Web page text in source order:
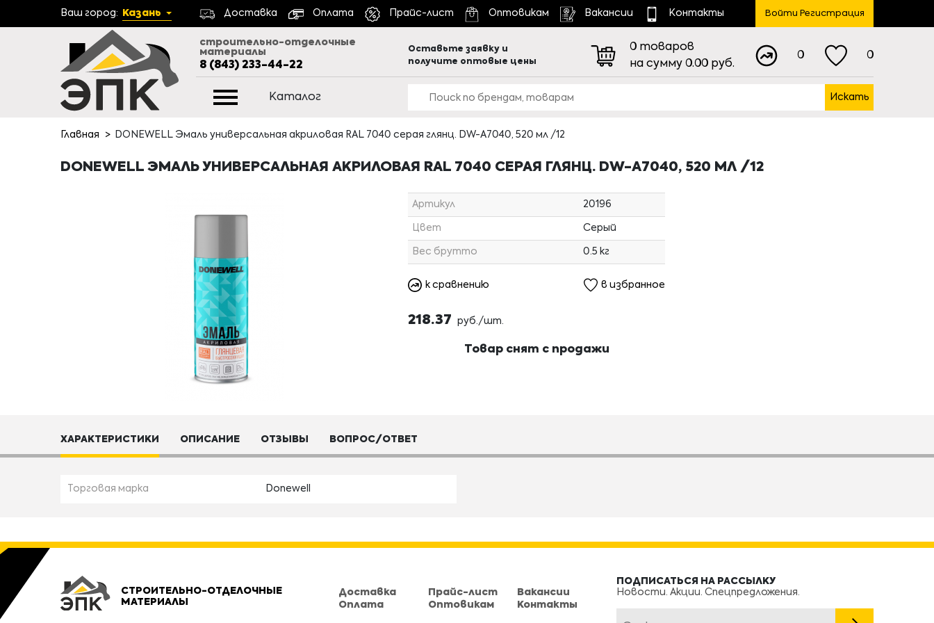
Ваш город: Казань Доставка Оплата Прайс-лист Оптовикам Вакансии Контакты Войти Регистрация
строительно-отделочные
материалы
8 (843) 233-44-22
Оставьте заявку и
получите оптовые цены
0 товаров
на сумму 0.00 руб.
0 0
Каталог Искать
Главная DONEWELL Эмаль универсальная акриловая RAL 7040 серая глянц. DW-A7040, 520 мл /12
DONEWELL ЭМАЛЬ УНИВЕРСАЛЬНАЯ АКРИЛОВАЯ RAL 7040 СЕРАЯ ГЛЯНЦ. DW-A7040, 520 МЛ /12
Артикул 20196
Цвет Серый
Вес брутто 0.5 кг
к сравнению в избранное
218.37 руб./шт.
Товар снят с продажи
ХАРАКТЕРИСТИКИ ОПИСАНИЕ ОТЗЫВЫ ВОПРОС/ОТВЕТ
Торговая марка Donewell
СТРОИТЕЛЬНО-ОТДЕЛОЧНЫЕ
МАТЕРИАЛЫ
Доставка
Оплата
Прайс-лист
Оптовикам
Вакансии
Контакты
ПОДПИСАТЬСЯ НА РАССЫЛКУ
Новости. Акции. Спецпредложения.